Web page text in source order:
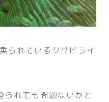
られているクサビライ
られても問題ないかと